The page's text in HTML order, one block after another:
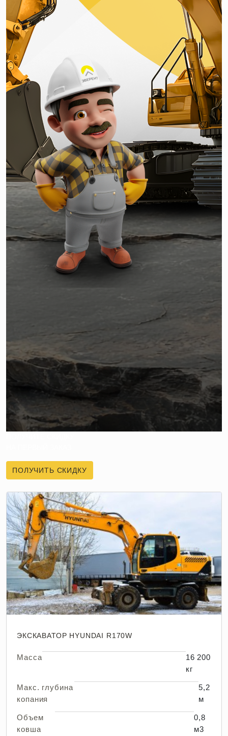
ПОЛУЧИТЬ СКИДКУ
ЭКСКАВАТОР HYUNDAI R170W
Масса
16 200
кг
Макс. глубина
копания
5,2
м
Объем
ковша
0,8
м3